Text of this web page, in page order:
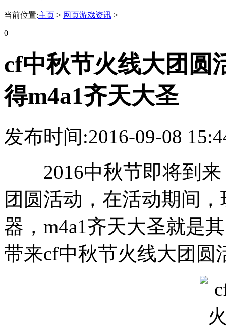
当前位置:主页 > 网页游戏资讯 >
0
cf中秋节火线大团圆
得m4a1齐天大圣
发布时间:2016-09-08
2016中秋节即将到来
团圆活动，在活动期间
器，m4a1齐天大圣就是
带来cf中秋节火线大团圆